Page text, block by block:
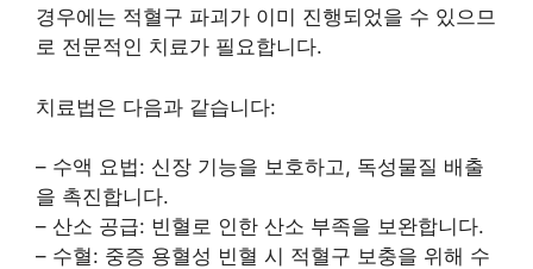
경우에는 적혈구 파괴가 이미 진행되었을 수 있으므
로 전문적인 치료가 필요합니다.
치료법은 다음과 같습니다:
– 수액 요법: 신장 기능을 보호하고, 독성물질 배출
을 촉진합니다.
– 산소 공급: 빈혈로 인한 산소 부족을 보완합니다.
– 수혈: 중증 용혈성 빈혈 시 적혈구 보충을 위해 수